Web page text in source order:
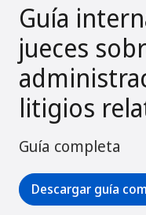
Guía
jueces
litigios
Guía completa
Descargar guía